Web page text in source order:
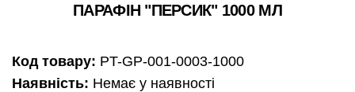
ПАРАФІН "ПЕРСИК" 1000 МЛ
Код товару: PT-GP-001-0003-1000
Наявність: Немає у наявності